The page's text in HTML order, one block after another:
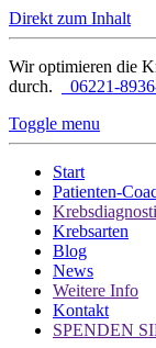
Direkt zum Inhalt
Wir optimieren die
durch.
06221-
Toggle menu
Start
Patienten-
Krebsarten
Blog
News
Weitere Info
Kontakt
SPENDEN